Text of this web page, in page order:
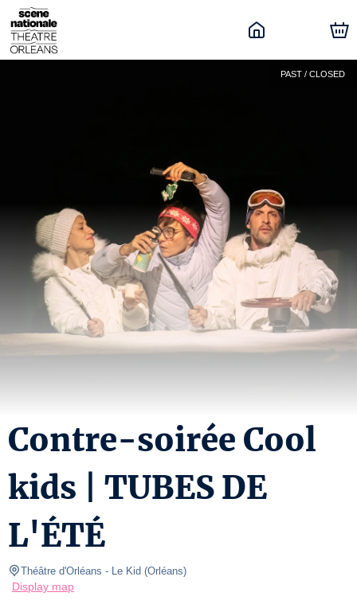
PAST / CLOSED
Contre-soirée Cool
kids | TUBES DE
L'ÉTÉ
Théâtre d'Orléans - Le Kid (Orléans)
Display map